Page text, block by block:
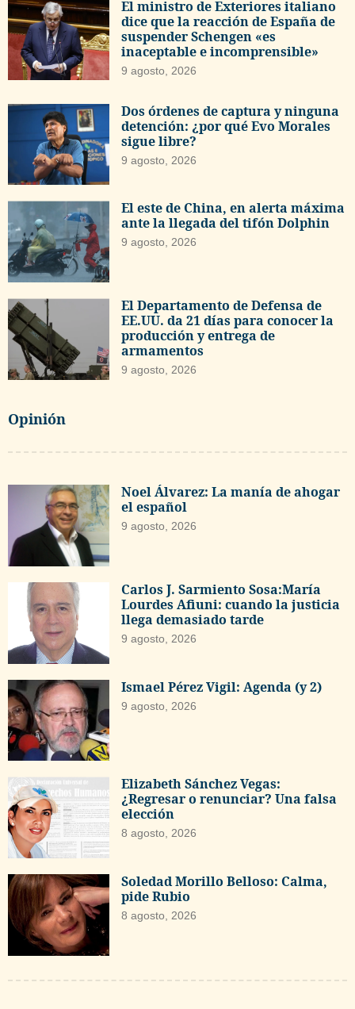
El ministro de Exteriores italiano
dice que la reacción de España de
suspender Schengen «es
inaceptable e incomprensible»
9 agosto, 2026
Dos órdenes de captura y ninguna
detención: ¿por qué Evo Morales
sigue libre?
9 agosto, 2026
El este de China, en alerta máxima
ante la llegada del tifón Dolphin
9 agosto, 2026
El Departamento de Defensa de
EE.UU. da 21 días para conocer la
producción y entrega de
armamentos
9 agosto, 2026
Opinión
Noel Álvarez: La manía de ahogar
el español
9 agosto, 2026
Carlos J. Sarmiento Sosa:María
Lourdes Afiuni: cuando la justicia
llega demasiado tarde
9 agosto, 2026
Ismael Pérez Vigil: Agenda (y 2)
9 agosto, 2026
Elizabeth Sánchez Vegas:
¿Regresar o renunciar? Una falsa
elección
8 agosto, 2026
Soledad Morillo Belloso: Calma,
pide Rubio
8 agosto, 2026